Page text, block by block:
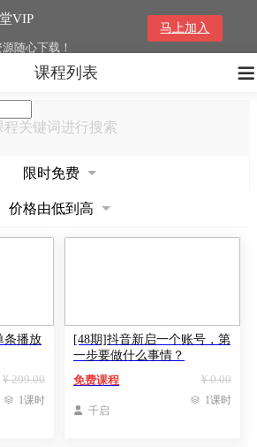
VIP
随心下载！
马上加入

课程列表
关键词进行搜索
限时免费
价格由低到高
条播放
¥ 299.00
 1课时
[48期]抖音新启一个账号，第
一步要做什么事情？
¥ 0.00
免费课程
 千启
 1课时